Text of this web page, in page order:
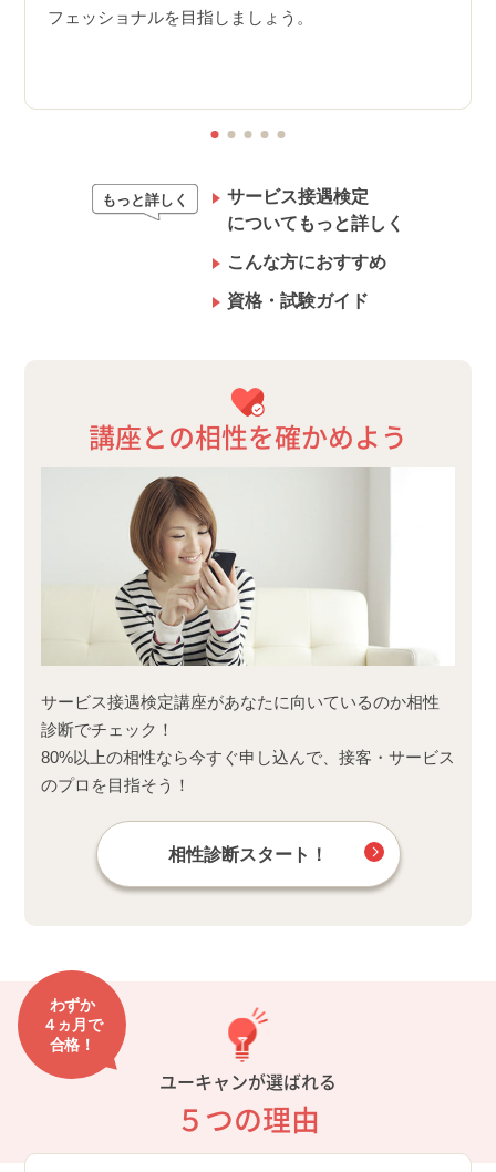
フェッショナルを目指しましょう。
もっと詳しく
サービス接遇検定
についてもっと詳しく
こんな方におすすめ
資格・試験ガイド
講座との相性を確かめよう
サービス接遇検定講座があなたに向いているのか相性
診断でチェック！
80%以上の相性なら今すぐ申し込んで、接客・サービス
のプロを目指そう！
相性診断スタート！
わずか
４ヵ月で
合格！
ユーキャンが選ばれる
５つの理由